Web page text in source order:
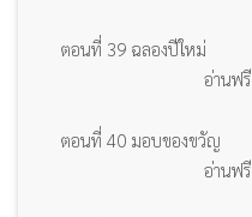
ตอนที่ 39 ฉลองปีใหม่
อ่านฟรี
ตอนที่ 40 มอบของขวัญ
อ่านฟรี